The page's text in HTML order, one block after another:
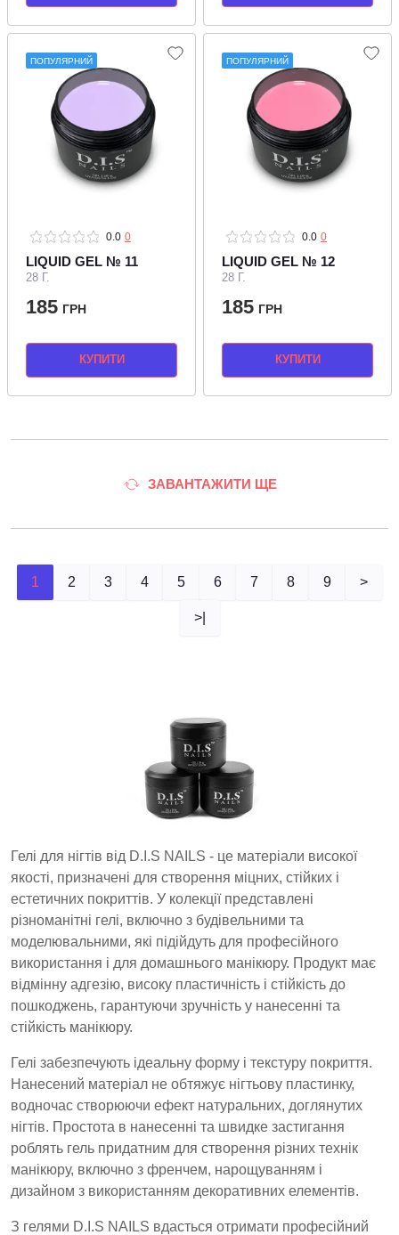
ПОПУЛЯРНИЙ
0.0 0
LIQUID GEL № 11
28 Г.
185 ГРН
КУПИТИ
ПОПУЛЯРНИЙ
0.0 0
LIQUID GEL № 12
28 Г.
185 ГРН
КУПИТИ
ЗАВАНТАЖИТИ ЩЕ
1 2 3 4 5 6 7 8 9 >
>|
Гелі для нігтів від D.I.S NAILS - це матеріали високої
якості, призначені для створення міцних, стійких і
естетичних покриттів. У колекції представлені
різноманітні гелі, включно з будівельними та
моделювальними, які підійдуть для професійного
використання і для домашнього манікюру. Продукт має
відмінну адгезію, високу пластичність і стійкість до
пошкоджень, гарантуючи зручність у нанесенні та
стійкість манікюру.
Гелі забезпечують ідеальну форму і текстуру покриття.
Нанесений матеріал не обтяжує нігтьову пластинку,
водночас створюючи ефект натуральних, доглянутих
нігтів. Простота в нанесенні та швидке застигання
роблять гель придатним для створення різних технік
манікюру, включно з френчем, нарощуванням і
дизайном з використанням декоративних елементів.
З гелями D.I.S NAILS вдасться отримати професійний